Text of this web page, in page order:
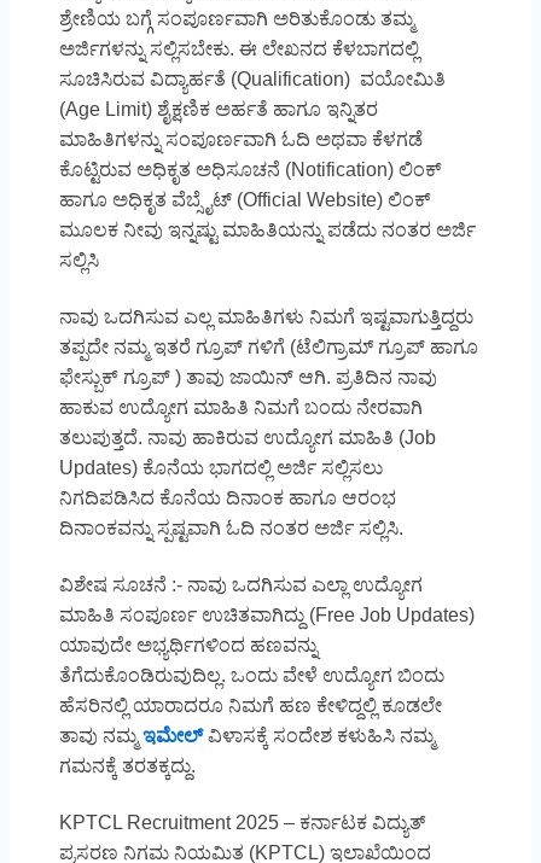
ಶ್ರೇಣಿಯ ಬಗ್ಗೆ ಸಂಪೂರ್ಣವಾಗಿ ಅರಿತುಕೊಂಡು ತಮ್ಮ
ಅರ್ಜಿಗಳನ್ನು ಸಲ್ಲಿಸಬೇಕು. ಈ ಲೇಖನದ ಕೆಳಬಾಗದಲ್ಲಿ
ಸೂಚಿಸಿರುವ ವಿದ್ಯಾರ್ಹತೆ (Qualification) ವಯೋಮಿತಿ
(Age Limit) ಶೈಕ್ಷಣಿಕ ಅರ್ಹತೆ ಹಾಗೂ ಇನ್ನಿತರ
ಮಾಹಿತಿಗಳನ್ನು ಸಂಪೂರ್ಣವಾಗಿ ಓದಿ ಅಥವಾ ಕೆಳಗಡೆ
ಕೊಟ್ಟಿರುವ ಅಧಿಕೃತ ಅಧಿಸೂಚನೆ (Notification) ಲಿಂಕ್
ಹಾಗೂ ಅಧಿಕೃತ ವೆಬ್ಸೈಟ್ (Official Website) ಲಿಂಕ್
ಮೂಲಕ ನೀವು ಇನ್ನಷ್ಟು ಮಾಹಿತಿಯನ್ನು ಪಡೆದು ನಂತರ ಅರ್ಜಿ
ಸಲ್ಲಿಸಿ
ನಾವು ಒದಗಿಸುವ ಎಲ್ಲ ಮಾಹಿತಿಗಳು ನಿಮಗೆ ಇಷ್ಟವಾಗುತ್ತಿದ್ದರು
ತಪ್ಪದೇ ನಮ್ಮ ಇತರೆ ಗ್ರೂಪ್ ಗಳಿಗೆ (ಟೆಲಿಗ್ರಾಮ್ ಗ್ರೂಪ್ ಹಾಗೂ
ಫೇಸ್ಬುಕ್ ಗ್ರೂಪ್ ) ತಾವು ಜಾಯಿನ್ ಆಗಿ. ಪ್ರತಿದಿನ ನಾವು
ಹಾಕುವ ಉದ್ಯೋಗ ಮಾಹಿತಿ ನಿಮಗೆ ಬಂದು ನೇರವಾಗಿ
ತಲುಪುತ್ತದೆ. ನಾವು ಹಾಕಿರುವ ಉದ್ಯೋಗ ಮಾಹಿತಿ (Job
Updates) ಕೊನೆಯ ಭಾಗದಲ್ಲಿ ಅರ್ಜಿ ಸಲ್ಲಿಸಲು
ನಿಗದಿಪಡಿಸಿದ ಕೊನೆಯ ದಿನಾಂಕ ಹಾಗೂ ಆರಂಭ
ದಿನಾಂಕವನ್ನು ಸ್ಪಷ್ಟವಾಗಿ ಓದಿ ನಂತರ ಅರ್ಜಿ ಸಲ್ಲಿಸಿ.
ವಿಶೇಷ ಸೂಚನೆ :- ನಾವು ಒದಗಿಸುವ ಎಲ್ಲಾ ಉದ್ಯೋಗ
ಮಾಹಿತಿ ಸಂಪೂರ್ಣ ಉಚಿತವಾಗಿದ್ದು (Free Job Updates)
ಯಾವುದೇ ಅಭ್ಯರ್ಥಿಗಳಿಂದ ಹಣವನ್ನು
ತೆಗೆದುಕೊಂಡಿರುವುದಿಲ್ಲ. ಒಂದು ವೇಳೆ ಉದ್ಯೋಗ ಬಿಂದು
ಹೆಸರಿನಲ್ಲಿ ಯಾರಾದರೂ ನಿಮಗೆ ಹಣ ಕೇಳಿದ್ದಲ್ಲಿ ಕೂಡಲೇ
ತಾವು ನಮ್ಮಇಮೇಲ್ವಿಳಾಸಕ್ಕೆ ಸಂದೇಶ ಕಳುಹಿಸಿ ನಮ್ಮ
ಗಮನಕ್ಕೆ ತರತಕ್ಕದ್ದು.
KPTCL Recruitment 2025 – ಕರ್ನಾಟಕ ವಿದ್ಯುತ್
ಪ್ರಸರಣ ನಿಗಮ ನಿಯಮಿತ (KPTCL) ಇಲಾಖೆಯಿಂದ